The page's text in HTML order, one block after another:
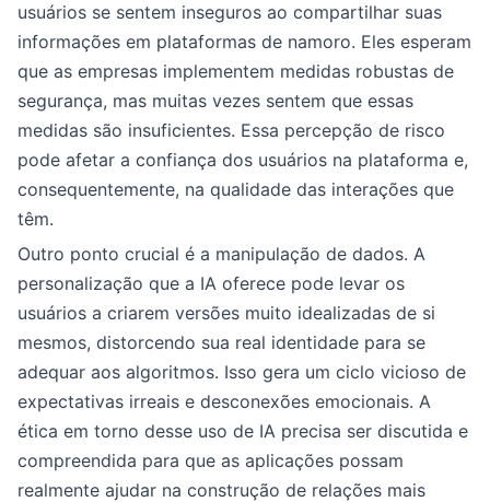
usuários se sentem inseguros ao compartilhar suas
informações em plataformas de namoro. Eles esperam
que as empresas implementem medidas robustas de
segurança, mas muitas vezes sentem que essas
medidas são insuficientes. Essa percepção de risco
pode afetar a confiança dos usuários na plataforma e,
consequentemente, na qualidade das interações que
têm.
Outro ponto crucial é a manipulação de dados. A
personalização que a IA oferece pode levar os
usuários a criarem versões muito idealizadas de si
mesmos, distorcendo sua real identidade para se
adequar aos algoritmos. Isso gera um ciclo vicioso de
expectativas irreais e desconexões emocionais. A
ética em torno desse uso de IA precisa ser discutida e
compreendida para que as aplicações possam
realmente ajudar na construção de relações mais